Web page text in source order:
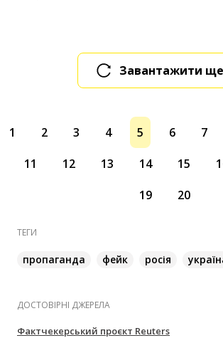
Завантажити ще
1 2 3 4 5 6 7
11
12 13 14 15
19
20
ТЕГИ
пропаганда фейк росія
ДОСТОВІРНІ ДЖЕРЕЛА
Фактчекерський проєкт Reuters